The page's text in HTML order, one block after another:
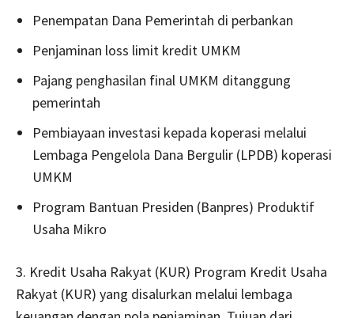
Penempatan Dana Pemerintah di perbankan
Penjaminan loss limit kredit UMKM
Pajang penghasilan final UMKM ditanggung
pemerintah
Pembiayaan investasi kepada koperasi melalui
Lembaga Pengelola Dana Bergulir (LPDB) koperasi
UMKM
Program Bantuan Presiden (Banpres) Produktif
Usaha Mikro
3. Kredit Usaha Rakyat (KUR) Program Kredit Usaha
Rakyat (KUR) yang disalurkan melalui lembaga